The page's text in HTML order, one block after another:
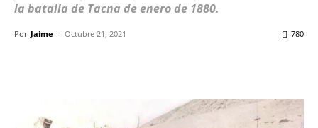
la batalla de Tacna de enero de 1880.
Por Jaime - Octubre 21, 2021 780